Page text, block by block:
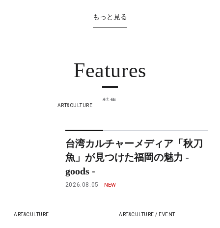
もっと見る
Features
特集
ART&CULTURE
台湾カルチャーメディア「秋刀
魚」が見つけた福岡の魅力 -
goods -
2026.08.05
ART&CULTURE ART&CULTURE / EVENT